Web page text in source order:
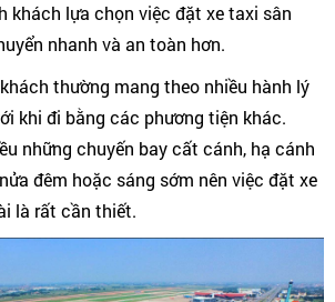
khách lựa chọn việc đặt xe taxi sân
nhanh và an toàn hơn.
thường mang theo nhiều hành lý
khi đi bằng các phương tiện khác.
những chuyến bay cất cánh, hạ cánh
đêm hoặc sáng sớm nên việc đặt xe
là rất cần thiết.